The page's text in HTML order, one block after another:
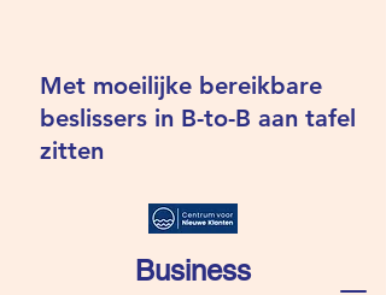
Business
Met moeilijke bereikbare
beslissers in B-to-B aan tafel
zitten